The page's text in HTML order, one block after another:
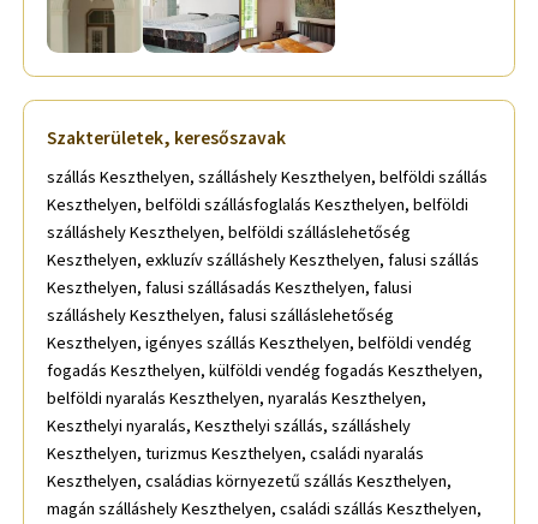
Szakterületek, keresőszavak
szállás Keszthelyen, szálláshely Keszthelyen, belföldi szállás
Keszthelyen, belföldi szállásfoglalás Keszthelyen, belföldi
szálláshely Keszthelyen, belföldi szálláslehetőség
Keszthelyen, exkluzív szálláshely Keszthelyen, falusi szállás
Keszthelyen, falusi szállásadás Keszthelyen, falusi
szálláshely Keszthelyen, falusi szálláslehetőség
Keszthelyen, igényes szállás Keszthelyen, belföldi vendég
fogadás Keszthelyen, külföldi vendég fogadás Keszthelyen,
belföldi nyaralás Keszthelyen, nyaralás Keszthelyen,
Keszthelyi nyaralás, Keszthelyi szállás, szálláshely
Keszthelyen, turizmus Keszthelyen, családi nyaralás
Keszthelyen, családias környezetű szállás Keszthelyen,
magán szálláshely Keszthelyen, családi szállás Keszthelyen,